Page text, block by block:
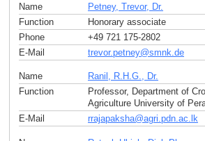
Name
Petney, Trevor, Dr.
Function
Honorary associate
Phone
+49 721 175-2802
E-Mail
trevor.petney@smnk de
Name
Ranil, R.H.G., Dr.
Function
Professor, Department of
Agriculture University of
E-Mail
rrajapaksha@agri.pdn.ac. lk